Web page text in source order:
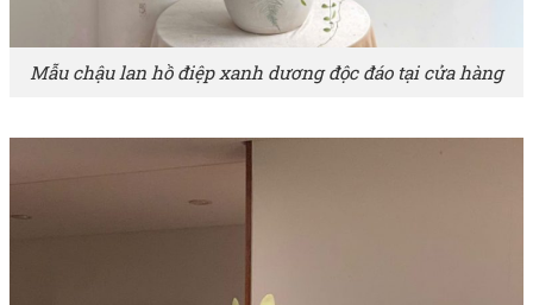
Mẫu chậu lan hồ điệp xanh dương độc đáo tại cửa hàng